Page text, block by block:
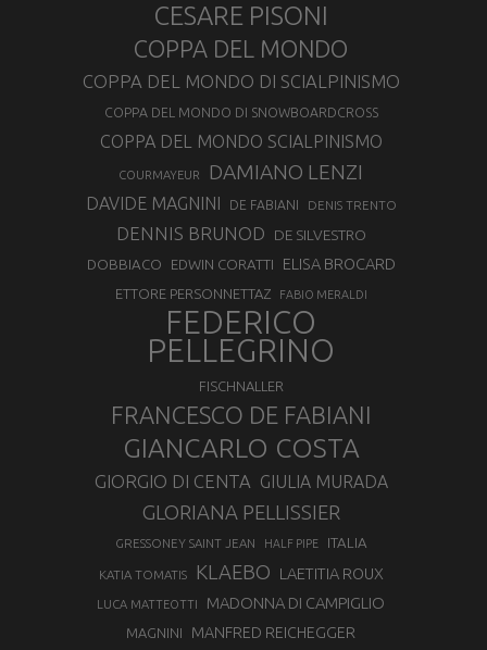
CESARE PISONI
COPPA DEL MONDO
COPPA DEL MONDO DI SCIALPINISMO
COPPA DEL MONDO DI SNOWBOARDCROSS
COPPA DEL MONDO SCIALPINISMO
COURMAYEUR DAMIANO LENZI
DAVIDE MAGNINI DE FABIANI DENIS TRENTO
DENNIS BRUNOD DE SILVESTRO
DOBBIACO EDWIN CORATTI ELISA BROCARD
ETTORE PERSONNETTAZ FABIO MERALDI
FEDERICO
PELLEGRINO
FISCHNALLER
FRANCESCO DE FABIANI
GIANCARLO COSTA
GIORGIO DI CENTA GIULIA MURADA
GLORIANA PELLISSIER
GRESSONEY SAINT JEAN HALF PIPE ITALIA
KATIA TOMATIS KLAEBO LAETITIA ROUX
LUCA MATTEOTTI MADONNA DI CAMPIGLIO
MAGNINI MANFRED REICHEGGER